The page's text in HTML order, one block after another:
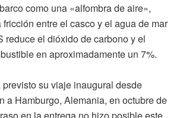
como una «alfombra de aire»,
entre el casco y el agua de mar
reduce el dióxido de carbono y el
en aproximadamente un 7%.
previsto su viaje inaugural desde
a Hamburgo, Alemania, en octubre de